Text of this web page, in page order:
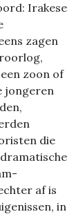
Irakese
zagen
zoon of
jongeren
die
af is
in